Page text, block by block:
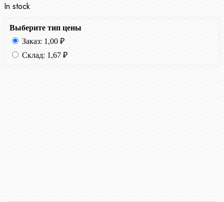
In stock
Выберите тип цены
Заказ: 1,00 ₽
Склад: 1,67 ₽